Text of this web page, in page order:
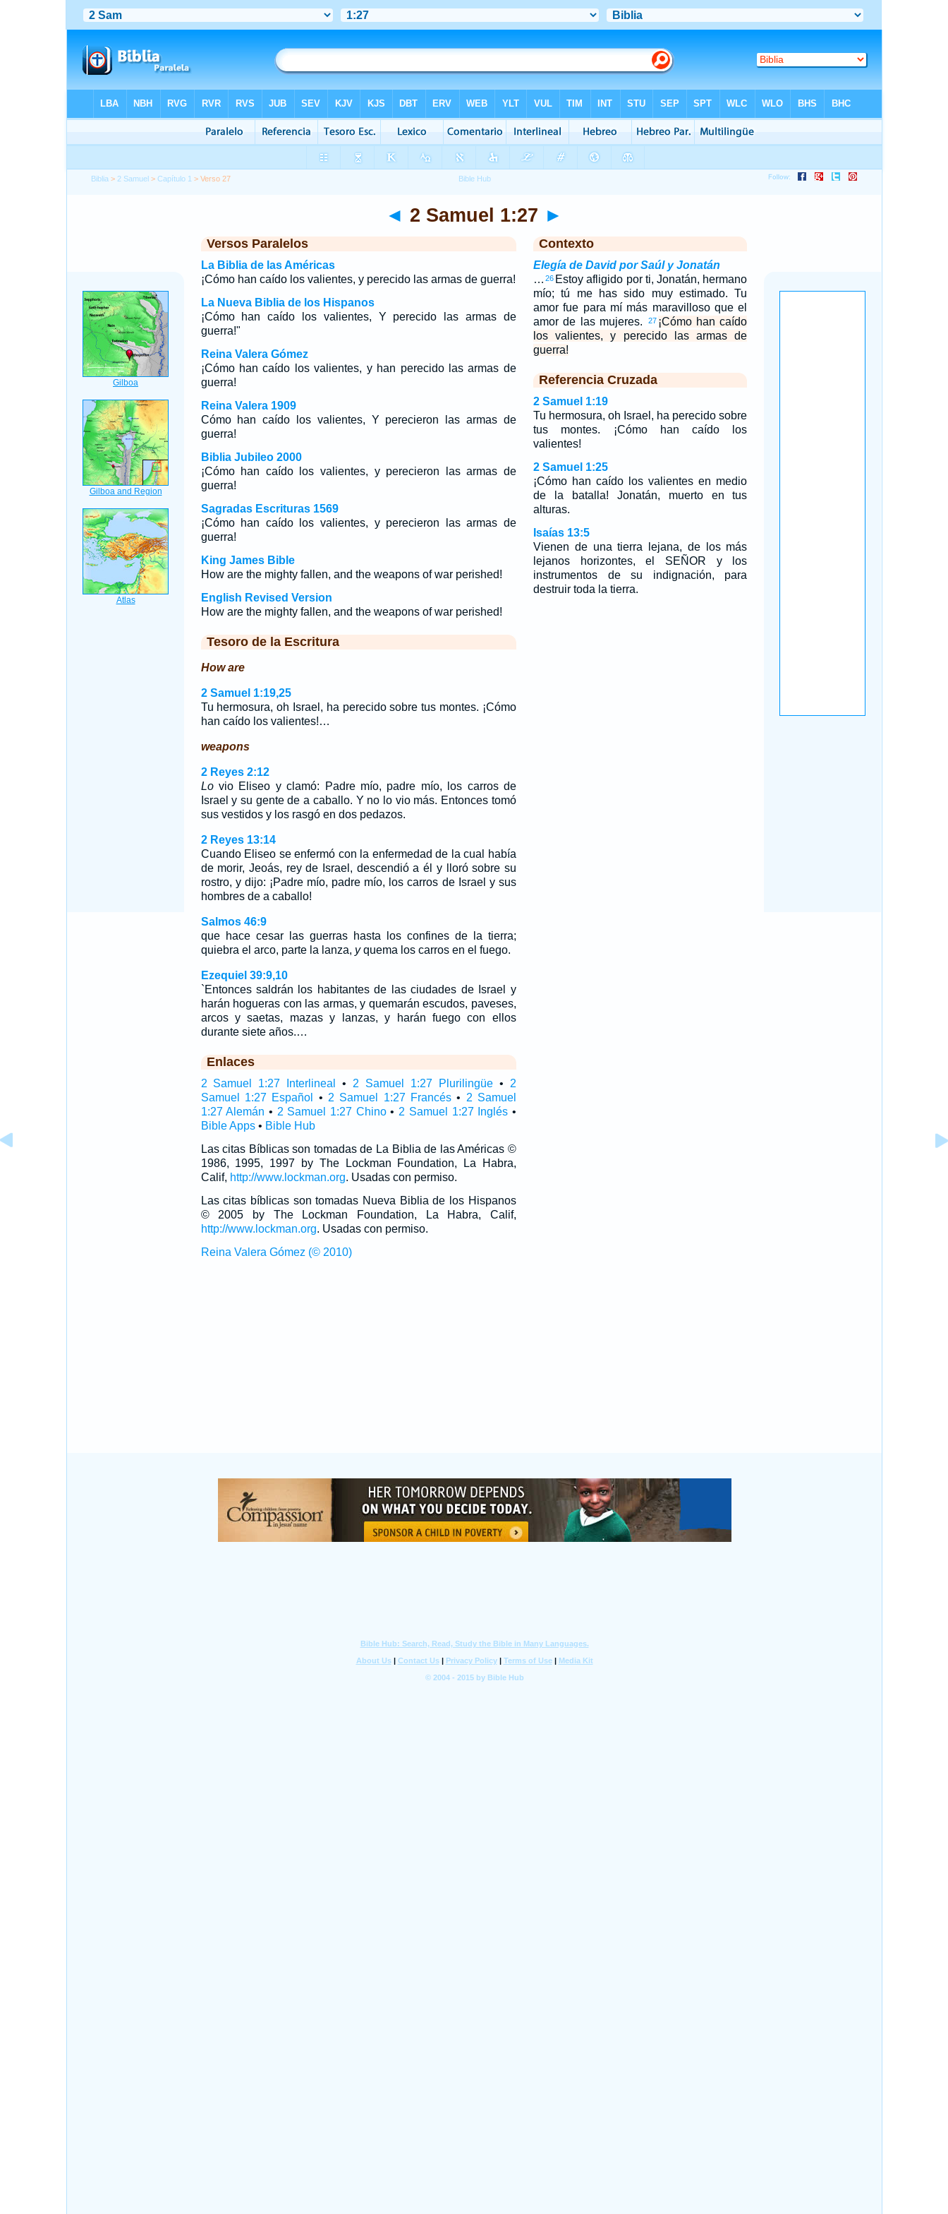
Biblia > 2 Samuel >Capítulo 1 > Verso 27
◄ 2 Samuel 1:27 ►
Versos Paralelos
La Biblia de las Américas
¡Cómo han caído los valientes, y perecido las armas de guerra!
La Nueva Biblia de los Hispanos
¡Cómo han caído los valientes, Y perecido las armas de
guerra!"
Reina Valera Gómez
¡Cómo han caído los valientes, y han perecido las armas de
guerra!
Reina Valera 1909
Cómo han caído los valientes, Y perecieron las armas de
guerra!
Biblia Jubileo 2000
¡Cómo han caído los valientes, y perecieron las armas de
guerra!
Sagradas Escrituras 1569
¡Cómo han caído los valientes, y perecieron las armas de
guerra!
King James Bible
How are the mighty fallen, and the weapons of war perished!
English Revised Version
How are the mighty fallen, and the weapons of war perished!
Tesoro de la Escritura
How are
2 Samuel 1:19,25
Tu hermosura, oh Israel, ha perecido sobre tus montes. ¡Cómo
han caído los valientes!…
weapons
2 Reyes 2:12
Lovio Eliseo y clamó: Padre mío, padre mío, los carros de
Israel y su gente de a caballo. Y no lo vio más. Entonces tomó
sus vestidos y los rasgó en dos pedazos.
2 Reyes 13:14
Cuando Eliseo se enfermó con la enfermedad de la cual había
de morir, Jeoás, rey de Israel, descendió a él y lloró sobre su
rostro, y dijo: ¡Padre mío, padre mío, los carros de Israel y sus
hombres de a caballo!
Salmos 46:9
que hace cesar las guerras hasta los confines de la tierra;
quiebra el arco, parte la lanza, yquema los carros en el fuego.
Ezequiel 39:9,10
`Entonces saldrán los habitantes de las ciudades de Israel y
harán hogueras con las armas, y quemarán escudos, paveses,
arcos y saetas, mazas y lanzas, y harán fuego con ellos
durante siete años.…
Enlaces
2 Samuel 1:27 Interlineal • 2 Samuel 1:27 Plurilingüe • 2
Samuel 1:27 Español
• 2 Samuel 1:27 Francés• 2 Samuel
1:27 Alemán • 2 Samuel 1:27 Chino• 2 Samuel 1:27 Inglés •
Bible Apps• Bible Hub
Las citas Bíblicas son tomadas de La Biblia de las Américas ©
1986, 1995, 1997 by The Lockman Foundation, La Habra,
Calif, http://www.lockman.org. Usadas con permiso.
Las citas bíblicas son tomadas Nueva Biblia de los Hispanos
© 2005 by The Lockman Foundation, La Habra, Calif,
http://www.lockman.org. Usadas con permiso.
Reina Valera Gómez (© 2010)
Contexto
Elegía de David por Saúl y Jonatán
… 26 Estoy afligido por ti, Jonatán, hermano
mío; tú me has sido muy estimado. Tu
amor fue para mí más maravilloso que el
amor de las mujeres.
27 ¡Cómo han caído
los valientes, y perecido las armas de
guerra!
Referencia Cruzada
2 Samuel 1:19
Tu hermosura, oh Israel, ha perecido sobre
tus montes. ¡Cómo han caído los
valientes!
2 Samuel 1:25
¡Cómo han caído los valientes en medio
de la batalla! Jonatán, muerto en tus
alturas.
Isaías 13:5
Vienen de una tierra lejana, de los más
lejanos horizontes, el SEÑOR y los
instrumentos de su indignación, para
destruir toda la tierra.